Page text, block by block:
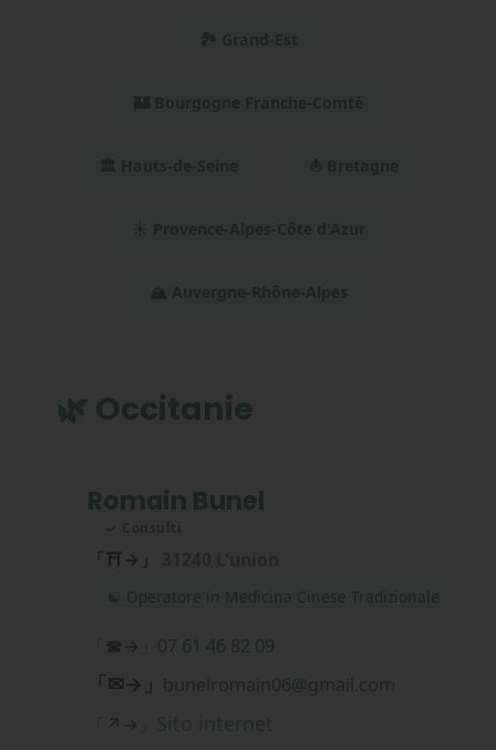
🏞️ Grand-Est
🏰 Bourgogne Franche-Comté
🏛️ Hauts-de-Seine ⛵ Bretagne
☀️ Provence-Alpes-Côte d'Azur
🏔️ Auvergne-Rhône-Alpes
🌿 Occitanie
Romain Bunel
✓ Consulti
「⛩→」
☯ Operatore in Medicina Cinese Tradizionale
「☎→」 07 61 46 82 09
「✉→」 bunelromain06@gmail.com
「↗→」